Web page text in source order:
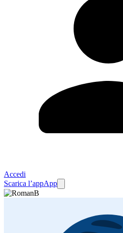
Accedi
Scarica l’appApp